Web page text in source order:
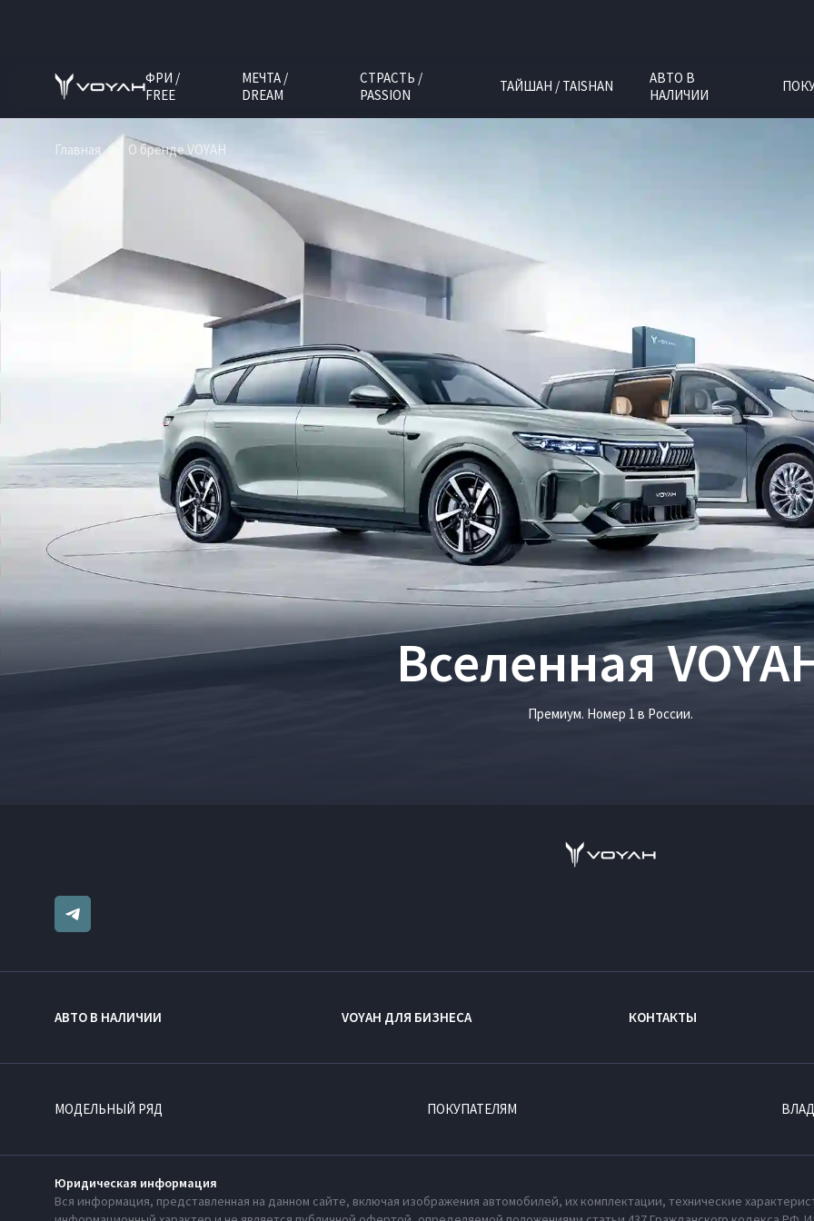
ФРИ /
FREE
МЕЧТА /
DREAM
СТРАСТЬ /
PASSION
ТАЙШАН / TAISHAN
АВТО В
НАЛИЧИИ
Главная О бренде VOYAH
Вселенная
Премиум. Номер 1 в России.
АВТО В НАЛИЧИИ VOYAH ДЛЯ БИЗНЕСА КОНТАКТЫ
МОДЕЛЬНЫЙ РЯД ПОКУПАТЕЛЯМ
Юридическая информация
Вся информация, представленная на данном сайте, включая изображения автомобилей, их комплектации, технические